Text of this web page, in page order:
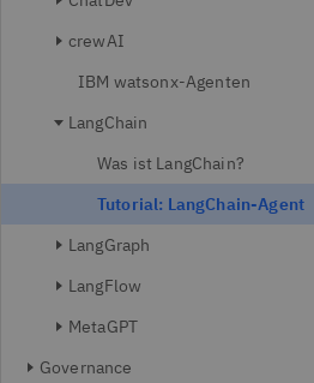
crewAI
IBM watsonx-Agenten
LangChain
Was ist LangChain?
Tutorial: LangChain-Agent
LangGraph
LangFlow
MetaGPT
Governance